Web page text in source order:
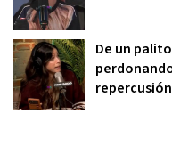
De un